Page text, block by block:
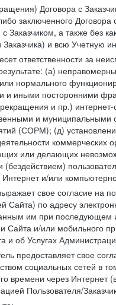
Договора с
заключенного
Заказчиком, а также без
и всю Учетную
ответственности за
(а)
нормального
и иными посторонними
и пр.)
и
(СОРМ); (д)
коммерческих
или делающих
(бездействием)
Интернет и/или
свое согласие на
Сайта) по адресу
им при
Сайта и/или мобильного
и об Услугах
предоставляет свое
социальных сетей в
времени через Интернет
Пользователя/